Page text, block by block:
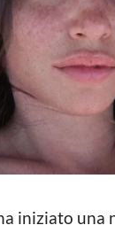
iniziato una